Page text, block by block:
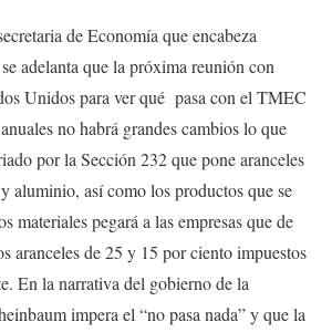
de Economía que encabeza
adelanta que la próxima reunión con
Unidos para ver qué pasa con el TMEC
no habrá grandes cambios lo que
por la Sección 232 que pone aranceles
aluminio, así como los productos que se
materiales pegará a las empresas que de
aranceles de 25 y 15 por ciento impuestos
En la narrativa del gobierno de la
impera el “no pasa nada” y que la